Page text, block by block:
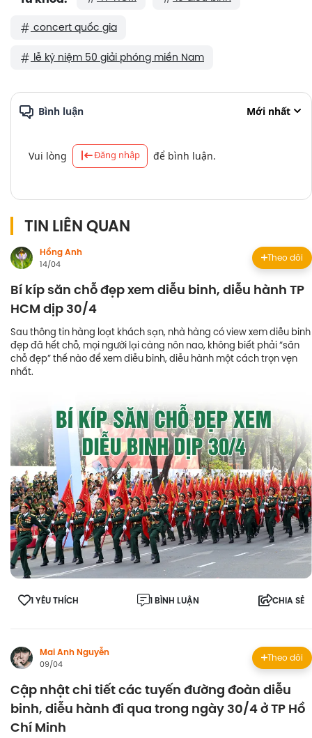
concert quốc gia
lễ kỷ niệm 50 giải phóng miền Nam
Bình luận Mới nhất
Vui lòng Đăng nhập để bình luận.
TIN LIÊN QUAN
Hồng Anh
14/04
Theo dõi
Bí kíp săn chỗ đẹp xem diễu binh, diễu hành TP
HCM dịp 30/4
Sau thông tin hàng loạt khách sạn, nhà hàng có view xem diễu binh
đẹp đã hết chỗ, mọi người lại càng nôn nao, không biết phải “săn
chỗ đẹp” thế nào để xem diễu binh, diễu hành một cách trọn vẹn
nhất.
1 YÊU THÍCH 1 BÌNH LUẬN CHIA SẺ
Mai Anh Nguyễn
09/04
Theo dõi
Cập nhật chi tiết các tuyến đường đoàn diễu
binh, diễu hành đi qua trong ngày 30/4 ở TP Hồ
Chí Minh